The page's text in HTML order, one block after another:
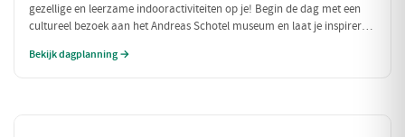
gezellige en leerzame indooractiviteiten op je! Begin de dag met een
cultureel bezoek aan het Andreas Schotel museum en laat je inspireren
knusse Grand Café De Beerze voordat je weer verder gaat met een
Bekijk dagplanning →